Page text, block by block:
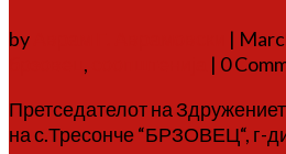
by |
,
| 0
Претседателот на
на с.Тресонче “БРЗОВЕЦ“, г-